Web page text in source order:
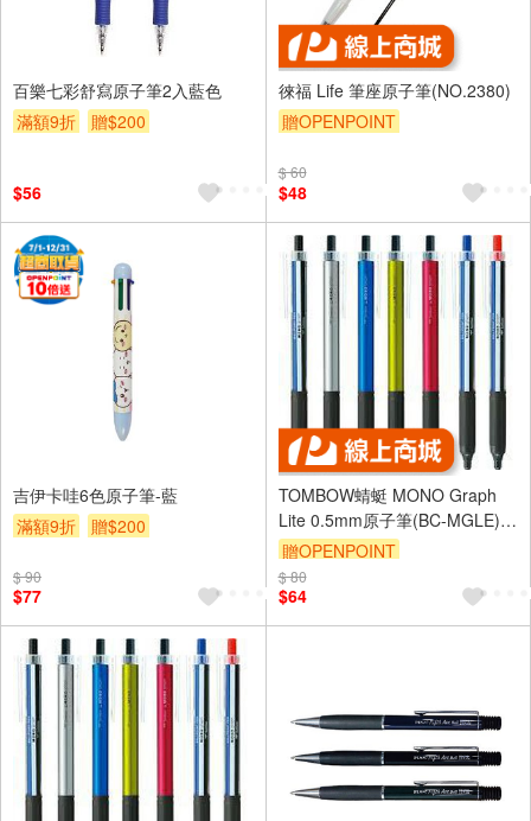
百樂七彩舒寫原子筆2入藍色
滿額9折
贈$200
$56
徠福 Life 筆座原子筆(NO.2380)
贈OPENPOINT
$ 60
$48
吉伊卡哇6色原子筆-藍
滿額9折
贈$200
$ 90
$77
TOMBOW蜻蜓 MONO Graph
Lite 0.5mm原子筆(BC-MGLE)經
典線條-藍墨水
贈OPENPOINT
$ 80
$64